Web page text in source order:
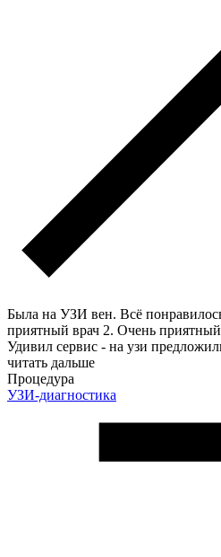
Была на УЗИ вен. Всё
приятный врач 2. Очень
Удивил сервис - на узи
читать дальше
Процедура
УЗИ-диагностика